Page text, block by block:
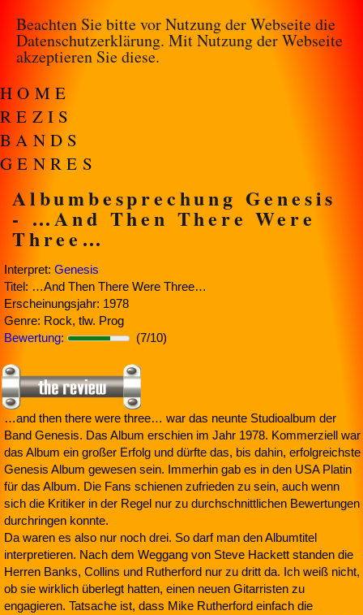
Beachten Sie bitte vor Nutzung der Webseite die
Datenschutzerklärung. Mit Nutzung der Webseite
akzeptieren Sie diese.
HOME
REZIS
BANDS
GENRES
Albumbesprechung Genesis
- …And Then There Were
Three…
Interpret: Genesis
Titel: …And Then There Were Three…
Erscheinungsjahr: 1978
Genre: Rock, tlw. Prog
Bewertung:
(7/10)
…and then there were three… war das neunte Studioalbum der
Band Genesis. Das Album erschien im Jahr 1978. Kommerziell war
das Album ein großer Erfolg und dürfte das, bis dahin, erfolgreichste
Genesis Album gewesen sein. Immerhin gab es in den USA Platin
für das Album. Die Fans schienen zufrieden zu sein, auch wenn
sich die Kritiker in der Regel nur zu durchschnittlichen Bewertungen
durchringen konnte.
Da waren es also nur noch drei. So darf man den Albumtitel
interpretieren. Nach dem Weggang von Steve Hackett standen die
Herren Banks, Collins und Rutherford nur zu dritt da. Ich weiß nicht,
ob sie wirklich überlegt hatten, einen neuen Gitarristen zu
engagieren. Tatsache ist, dass Mike Rutherford einfach die